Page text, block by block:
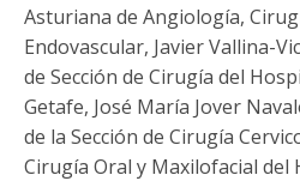
Asturiana de Angiología,
Endovascular, Javier Vallina-
de Sección de Cirugía del
Getafe, José María Jover
de la Sección de Cirugía
Cirugía Oral y Maxilofacial del